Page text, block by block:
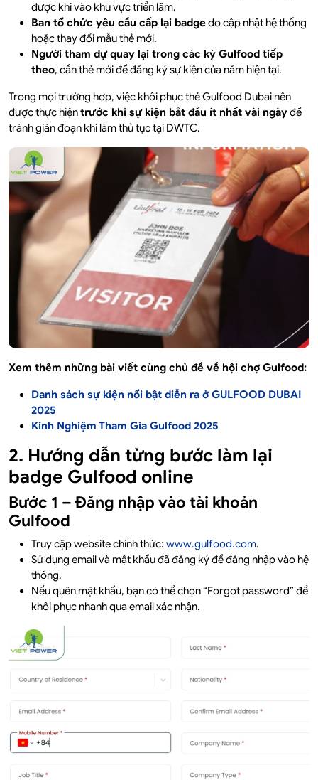
được khi vào khu vực triển lãm.
Ban tổ chức yêu cầu cấp lại badgedo cập nhật hệ thống
hoặc thay đổi mẫu thẻ mới.
Người tham dự quay lại trong các kỳ Gulfood tiếp
theo, cần thẻ mới để đăng ký sự kiện của năm hiện tại.
Trong mọi trường hợp, việc khôi phục thẻ Gulfood Dubai nên
được thực hiệntrước khi sự kiện bắt đầu ít nhất vài ngàyđể
tránh gián đoạn khi làm thủ tục tại DWTC.
Xem thêm những bài viết cùng chủ đề về hội chợ Gulfood:
Danh sách sự kiện nổi bật diễn ra ở GULFOOD DUBAI
2025
Kinh Nghiệm Tham Gia Gulfood 2025
2. Hướng dẫn từng bước làm lại
badge Gulfood online
Bước 1 – Đăng nhập vào tài khoản
Gulfood
Truy cập website chính thức: www.gulfood.com.
Sử dụng email và mật khẩu đã đăng ký để đăng nhập vào hệ
thống.
Nếu quên mật khẩu, bạn có thể chọn “Forgot password” để
khôi phục nhanh qua email xác nhận.